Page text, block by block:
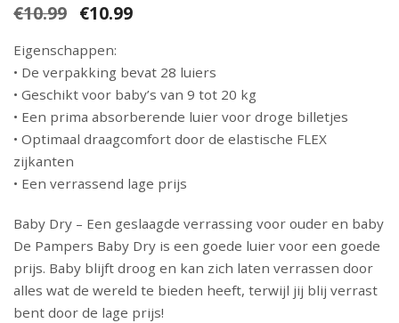
€10.99
Oorspronkelijke
was:
€10.99.
€10.99Huidige
€10.99.
Eigenschappen:
• De verpakking bevat 28 luiers
• Geschikt voor baby’s van 9 tot 20 kg
• Een prima absorberende luier voor droge billetjes
• Optimaal draagcomfort door de elastische FLEX
zijkanten
• Een verrassend lage prijs
Baby Dry – Een geslaagde verrassing voor ouder en baby
De Pampers Baby Dry is een goede luier voor een goede
prijs. Baby blijft droog en kan zich laten verrassen door
alles wat de wereld te bieden heeft, terwijl jij blij verrast
bent door de lage prijs!